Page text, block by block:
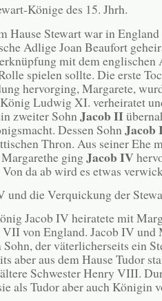
Könige des 15. Jhrh.
Hause Stewart war in
Adlige Joan Beaufort
mit dem englischen
spielen sollte. Die erste
hervorging, Margarete,
Ludwig XI. verheiratet
zweiter Sohn Jacob II
Dessen Sohn
Thron. Aus seiner Ehe
gingJacob IV
da ab wird es etwas
und die Verquickung der
Jacob IV heiratete mit
von England. Jacob IV und
Sohn, der väterlicherseits ein
aber aus dem Hause Tudor
Schwester Henry VIII.
als Tudor aber auch Königin